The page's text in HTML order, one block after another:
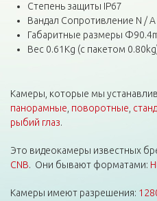
Степень защиты IP67
Вандал Сопротивление N / A
Габаритные размеры
Вес 0.61Kg (с пакетом
Камеры, которые мы
панорамные поворотные
рыбий глаз.
Это видеокамеры известных
CNB. Они бывают форматами:
Камеры имеют разрешения: